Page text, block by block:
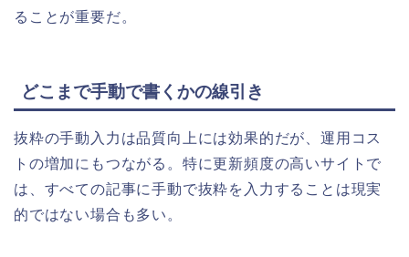
ることが重要だ。
どこまで手動で書くかの線引き
抜粋の手動入力は品質向上には効果的だが、運用コス
トの増加にもつながる。特に更新頻度の高いサイトで
は、すべての記事に手動で抜粋を入力することは現実
的ではない場合も多い。